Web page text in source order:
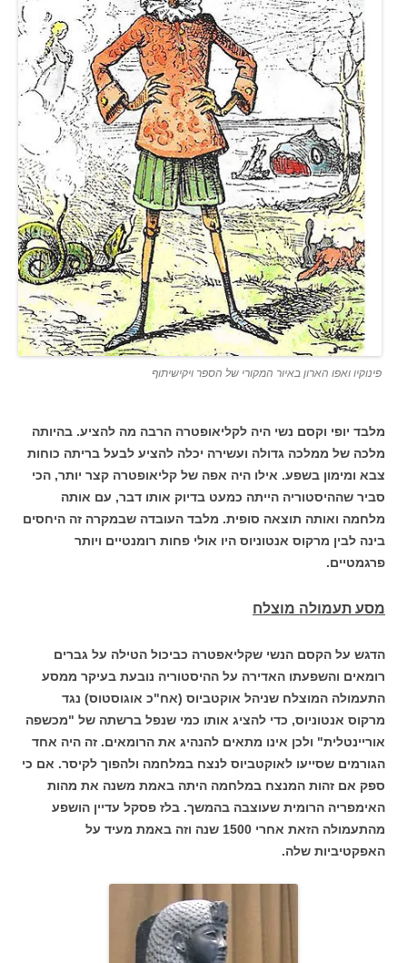
פינוקיו ואפו הארון באיור המקורי של הספר ויקישיתוף
מלבד יופי וקסם נשי היה לקליאופטרה הרבה מה להציע. בהיותה
מלכה של ממלכה גדולה ועשירה יכלה להציע לבעל בריתה כוחות
צבא ומימון בשפע. אילו היה אפה של קליאופטרה קצר יותר, הכי
סביר שההיסטוריה הייתה כמעט בדיוק אותו דבר, עם אותה
מלחמה ואותה תוצאה סופית. מלבד העובדה שבמקרה זה היחסים
בינה לבין מרקוס אנטוניוס היו אולי פחות רומנטיים ויותר
פרגמטיים.
מסע תעמולה מוצלח
הדגש על הקסם הנשי שקליאפטרה כביכול הטילה על גברים
רומאים והשפעתו האדירה על ההיסטוריה נובעת בעיקר ממסע
התעמולה המוצלח שניהל אוקטביוס (אח"כ אוגוסטוס) נגד
מרקוס אנטוניוס, כדי להציג אותו כמי שנפל ברשתה של "מכשפה
אוריינטלית" ולכן אינו מתאים להנהיג את הרומאים. זה היה אחד
הגורמים שסייעו לאוקטביוס לנצח במלחמה ולהפוך לקיסר. אם כי
ספק אם זהות המנצח במלחמה היתה באמת משנה את מהות
האימפריה הרומית שעוצבה בהמשך. בלז פסקל עדיין הושפע
מהתעמולה הזאת אחרי 1500 שנה וזה באמת מעיד על
האפקטיביות שלה.